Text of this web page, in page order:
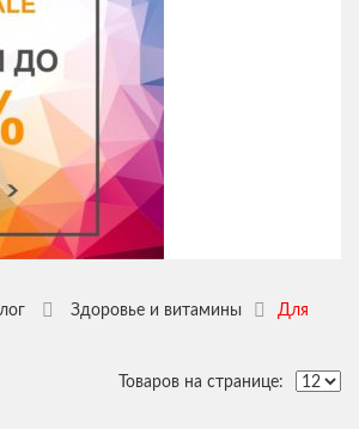
Коллаген
Напитки Наттокиназа
Приправа
Суп
Чай
Здоровье и витамины
Для
Товаров на странице: